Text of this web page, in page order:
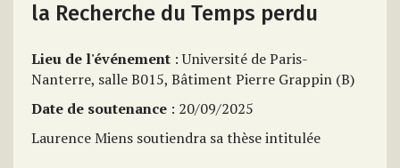
la Recherche du Temps perdu
Lieu de l'événement : Université de Paris-
Nanterre, salle B015, Bâtiment Pierre Grappin (B)
Date de soutenance : 20/09/2025
Laurence Miens soutiendra sa thèse intitulée